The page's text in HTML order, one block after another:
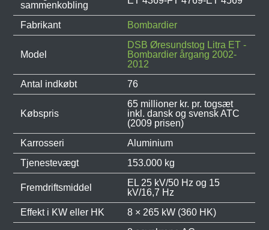
sammenkobling
Fabrikant Bombardier
Model
DSB Øresundstog Litra ET -
Bombardier årgang 2002-
2012
Antal indkøbt
76
Købspris
65 millioner kr. pr. togsæt
inkl. dansk og svensk ATC
(2009 prisen)
Karrosseri
Aluminium
Tjenestevægt
153.000 kg
Fremdriftsmiddel
EL 25 kV/50 Hz og 15
kV/16,7 Hz
Effekt i KW eller HK
8 × 265 kW (360 HK)